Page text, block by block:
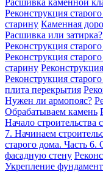
Расшивка каменной
Реконструкция
старину Каменная
Расшивка или
Реконструкция
Реконструкция
старину
Реконструкция
плита перекрытия
Нужен ли армопояс?
Обрабатываем камень
Начало строительства
7. Начинаем
старого дома. Часть
фасадную стену
Укрепление